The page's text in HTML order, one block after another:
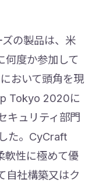
ズの製品は、米
何度か参加して
おいて頭角を現
Tokyo 2020に
キュリティ部門
た。CyCraft
軟性に極めて優
自社構築又はク